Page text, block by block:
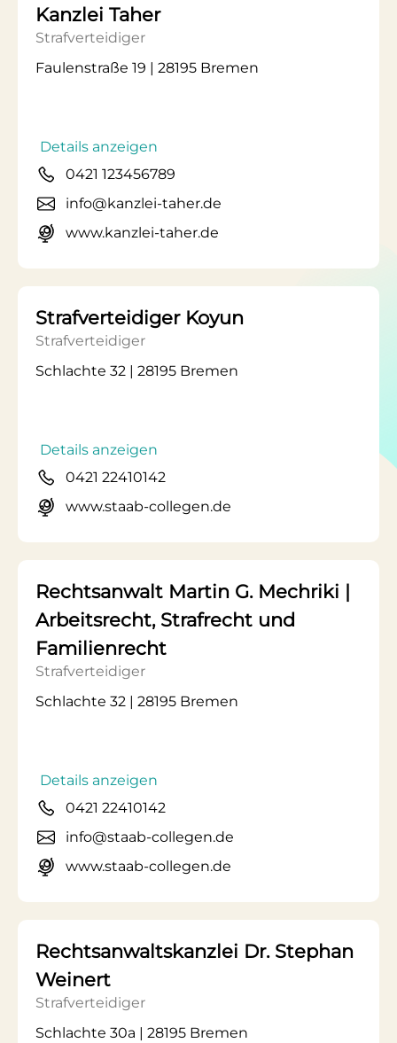
Kanzlei Taher
Strafverteidiger
Faulenstraße 19 | 28195 Bremen
Details anzeigen
0421 123456789
info@kanzlei-taher.de
www.kanzlei-taher.de
Strafverteidiger Koyun
Strafverteidiger
Schlachte 32 | 28195 Bremen
Details anzeigen
0421 22410142
www.staab-collegen.de
Rechtsanwalt Martin G. Mechriki |
Arbeitsrecht, Strafrecht und
Familienrecht
Strafverteidiger
Schlachte 32 | 28195 Bremen
Details anzeigen
0421 22410142
info@staab-collegen.de
www.staab-collegen.de
Rechtsanwaltskanzlei Dr. Stephan
Weinert
Strafverteidiger
Schlachte 30a | 28195 Bremen